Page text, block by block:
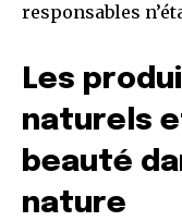
responsables
Les
naturels
beauté
nature